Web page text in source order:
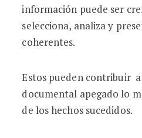
información puede ser
selecciona, analiza y
coherentes.
Estos pueden contribuir
documental apegado lo
de los hechos sucedidos.